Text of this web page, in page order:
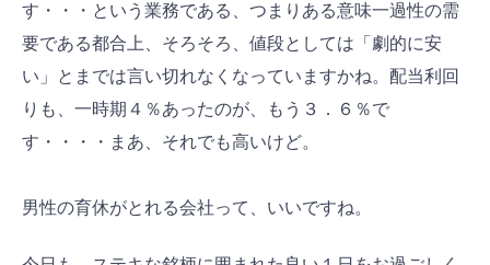
す・・・という業務である、つまりある意味一過性の需
要である都合上、そろそろ、値段としては「劇的に安
い」とまでは言い切れなくなっていますかね。配当利回
りも、一時期４％あったのが、もう３．６％で
す・・・・まあ、それでも高いけど。
男性の育休がとれる会社って、いいですね。